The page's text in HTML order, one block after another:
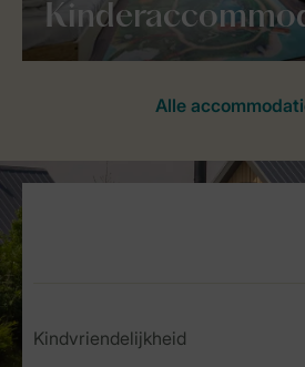
Alle
Kindvriendelijkheid